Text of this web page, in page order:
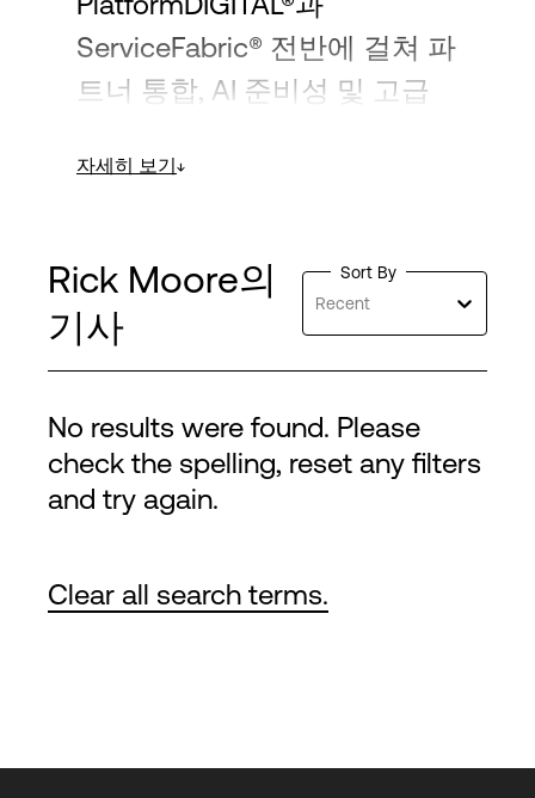
ServiceFabric® 전반에 걸쳐 파
트너 통합, AI 준비성 및 고급
이브리드 클라우드 및 엔터프
루션을 보장하고 있습니다. 그
의 업무는 혁신을 가속화하고
변화하는 고객 요구에 맞춰 플
고 있습니다.
자세히 보기
Rick Moore의
기사
Sort By
Recent
No results were found. Please
check the spelling, reset any filters
and try again.
Clear all search terms.